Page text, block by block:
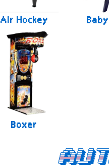
Air Hockey
Boxer